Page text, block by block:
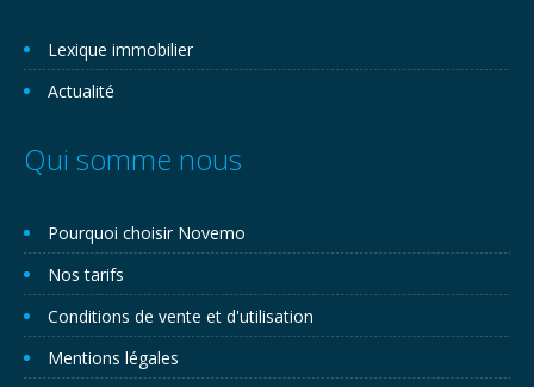
Lexique immobilier
Actualité
Qui somme nous
Pourquoi choisir Novemo
Nos tarifs
Conditions de vente et d'utilisation
Mentions légales